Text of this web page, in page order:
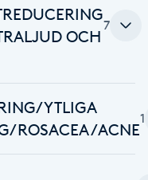
OCH
7
YTLIGA
ROSACEA/ACNE
1